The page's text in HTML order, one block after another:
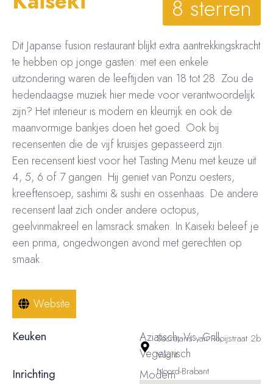
8 sterren
Dit Japanse fusion restaurant blijkt extra aantrekkingskracht
te hebben op jonge gasten: met een enkele
uitzondering waren de leeftijden van 18 tot 28. Zou de
hedendaagse muziek hier mede voor verantwoordelijk
zijn? Het interieur is modern en kleurrijk en ook de
maanvormige bankjes doen het goed. Ook bij
recensenten die de vijf kruisjes gepasseerd zijn.
Een recensent kiest voor het Tasting Menu met keuze uit
4, 5, 6 of 7 gangen. Hij geniet van Ponzu oesters,
kreeftensoep, sashimi & sushi en ossenhaas. De andere
recensent laat zich onder andere octopus,
geelvinmakreel en lamsrack smaken. In Kaiseki beleef je
een prima, ongedwongen avond met gerechten op
smaak.
Website
Keuken
Aziatisch, Vis, Grill,
Vegetarisch
Inrichting Modern
Secretaris van Rooijstraat 2b
Vught
Noord-Brabant